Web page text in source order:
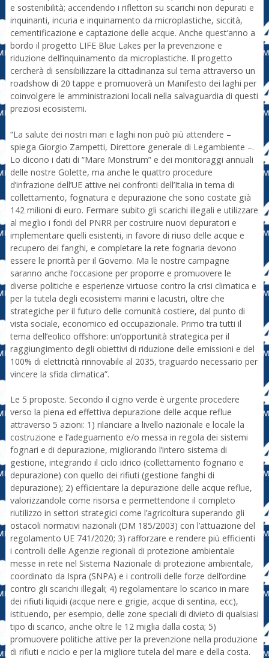
e sostenibilità; accendendo i riflettori su scarichi non depurati e
inquinanti, incuria e inquinamento da microplastiche, siccità,
cementificazione e captazione delle acque. Anche quest’anno a
bordo il progetto LIFE Blue Lakes per la prevenzione e
riduzione dell’inquinamento da microplastiche. Il progetto
cercherà di sensibilizzare la cittadinanza sul tema attraverso un
roadshow di 20 tappe e promuoverà un Manifesto dei laghi per
coinvolgere le amministrazioni locali nella salvaguardia di questi
preziosi ecosistemi.
“La salute dei nostri mari e laghi non può più attendere –
spiega Giorgio Zampetti, Direttore generale di Legambiente –.
Lo dicono i dati di “Mare Monstrum” e dei monitoraggi annuali
delle nostre Golette, ma anche le quattro procedure
d’infrazione dell’UE attive nei confronti dell’Italia in tema di
collettamento, fognatura e depurazione che sono costate già
142 milioni di euro. Fermare subito gli scarichi illegali e utilizzare
al meglio i fondi del PNRR per costruire nuovi depuratori e
implementare quelli esistenti, in favore di riuso delle acque e
recupero dei fanghi, e completare la rete fognaria devono
essere le priorità per il Governo. Ma le nostre campagne
saranno anche l’occasione per proporre e promuovere le
diverse politiche e esperienze virtuose contro la crisi climatica e
per la tutela degli ecosistemi marini e lacustri, oltre che
strategiche per il futuro delle comunità costiere, dal punto di
vista sociale, economico ed occupazionale. Primo tra tutti il
tema dell’eolico offshore: un’opportunità strategica per il
raggiungimento degli obiettivi di riduzione delle emissioni e del
100% di elettricità rinnovabile al 2035, traguardo necessario per
vincere la sfida climatica”.
Le 5 proposte. Secondo il cigno verde è urgente procedere
verso la piena ed effettiva depurazione delle acque reflue
attraverso 5 azioni: 1) rilanciare a livello nazionale e locale la
costruzione e l’adeguamento e/o messa in regola dei sistemi
fognari e di depurazione, migliorando l’intero sistema di
gestione, integrando il ciclo idrico (collettamento fognario e
depurazione) con quello dei rifiuti (gestione fanghi di
depurazione); 2) efficientare la depurazione delle acque reflue,
valorizzandole come risorsa e permettendone il completo
riutilizzo in settori strategici come l’agricoltura superando gli
ostacoli normativi nazionali (DM 185/2003) con l’attuazione del
regolamento UE 741/2020; 3) rafforzare e rendere più efficienti
i controlli delle Agenzie regionali di protezione ambientale
messe in rete nel Sistema Nazionale di protezione ambientale,
coordinato da Ispra (SNPA) e i controlli delle forze dell’ordine
contro gli scarichi illegali; 4) regolamentare lo scarico in mare
dei rifiuti liquidi (acque nere e grigie, acque di sentina, ecc),
istituendo, per esempio, delle zone speciali di divieto di qualsiasi
tipo di scarico, anche oltre le 12 miglia dalla costa; 5)
promuovere politiche attive per la prevenzione nella produzione
di rifiuti e riciclo e per la migliore tutela del mare e della costa.